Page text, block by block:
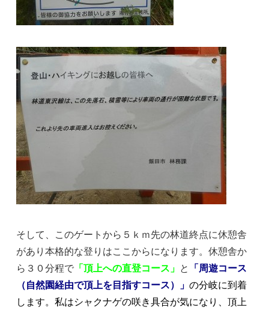
そして、このゲートから５ｋｍ先の林道終点に休憩舎
があり本格的な登りはここからになります。休憩舎か
ら３０分程で 「頂上への直登コース」 と
「周遊コース
（自然園経由で頂上を目指すコース）」の分岐に到着
します。私はシャクナゲの咲き具合が気になり、頂上